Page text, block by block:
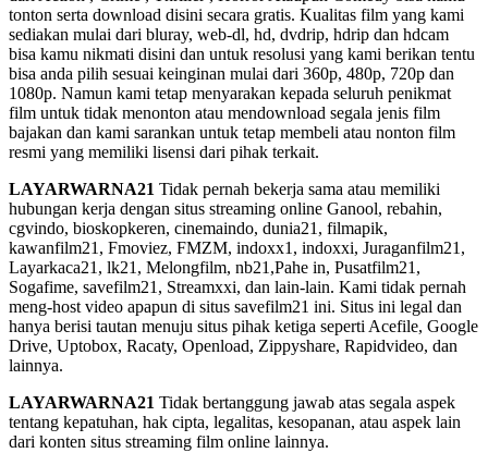
tonton serta download disini secara gratis. Kualitas film yang kami
sediakan mulai dari bluray, web-dl, hd, dvdrip, hdrip dan hdcam
bisa kamu nikmati disini dan untuk resolusi yang kami berikan tentu
bisa anda pilih sesuai keinginan mulai dari 360p, 480p, 720p dan
1080p. Namun kami tetap menyarakan kepada seluruh penikmat
film untuk tidak menonton atau mendownload segala jenis film
bajakan dan kami sarankan untuk tetap membeli atau nonton film
resmi yang memiliki lisensi dari pihak terkait.
LAYARWARNA21 Tidak pernah bekerja sama atau memiliki
hubungan kerja dengan situs streaming online Ganool, rebahin,
cgvindo, bioskopkeren, cinemaindo, dunia21, filmapik,
kawanfilm21, Fmoviez, FMZM, indoxx1, indoxxi, Juraganfilm21,
Layarkaca21, lk21, Melongfilm, nb21,Pahe in, Pusatfilm21,
Sogafime, savefilm21, Streamxxi, dan lain-lain. Kami tidak pernah
meng-host video apapun di situs savefilm21 ini. Situs ini legal dan
hanya berisi tautan menuju situs pihak ketiga seperti Acefile, Google
Drive, Uptobox, Racaty, Openload, Zippyshare, Rapidvideo, dan
lainnya.
LAYARWARNA21 Tidak bertanggung jawab atas segala aspek
tentang kepatuhan, hak cipta, legalitas, kesopanan, atau aspek lain
dari konten situs streaming film online lainnya.